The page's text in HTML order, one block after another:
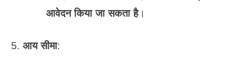
आवेदन किया जा सकता है।
आय सीमा: